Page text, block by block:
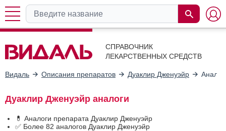
СПРАВОЧНИК
ЛЕКАРСТВЕННЫХ СРЕДСТВ
Видаль Описания препаратов Дуаклир Дженуэйр
Дуаклир Дженуэйр аналоги
💊 Аналоги препарата Дуаклир Дженуэйр
✅ Более 82 аналогов Дуаклир Дженуэйр